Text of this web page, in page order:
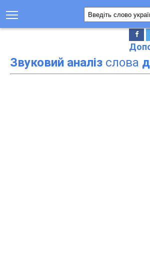
Звуковий аналіз слова